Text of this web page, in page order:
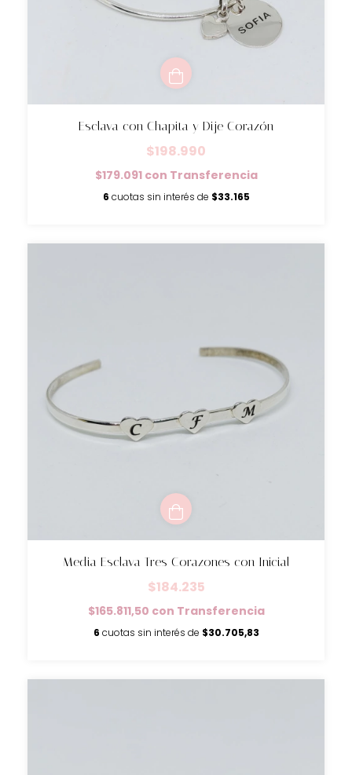
Esclava con Chapita y Dije Corazón
$198.990
$179.091 con Transferencia
6 cuotas sin interés de $33.165
Media Esclava Tres Corazones con Inicial
$184.235
$165.811,50 con Transferencia
6 cuotas sin interés de $30.705,83